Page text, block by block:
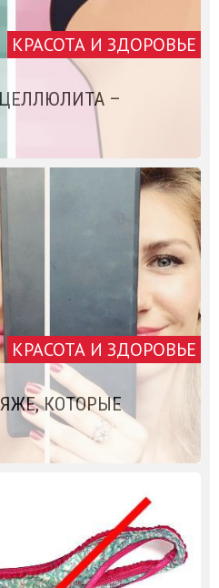
КРАСОТА И ЗДОРОВЬЕ
–
КРАСОТА И ЗДОРОВЬЕ
КОТОРЫЕ